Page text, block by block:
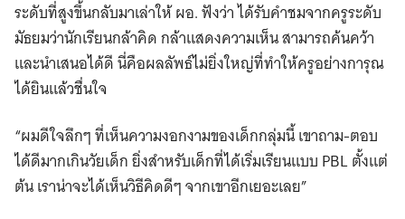
ระดับที่สูงขึ้นกลับมาเล่าให้ ผอ. ฟังว่า ได้รับคำชมจากครูระดับ
มัธยมว่านักเรียนกล้าคิด กล้าแสดงความเห็น สามารถค้นคว้า
และนำเสนอได้ดี นี่คือผลลัพธ์ไม่ยิ่งใหญ่ที่ทำให้ครูอย่างการุณ
ได้ยินแล้วชื่นใจ
“ผมดีใจลึกๆ ที่เห็นความงอกงามของเด็กกลุ่มนี้ เขาถาม-ตอบ
ได้ดีมากเกินวัยเด็ก ยิ่งสำหรับเด็กที่ได้เริ่มเรียนแบบ PBL ตั้งแต่
ต้น เราน่าจะได้เห็นวิธีคิดดีๆ จากเขาอีกเยอะเลย”